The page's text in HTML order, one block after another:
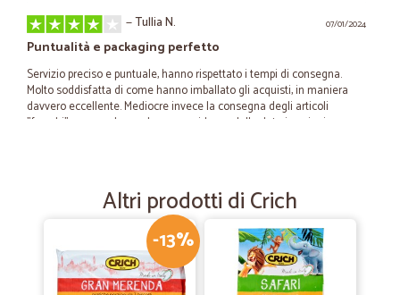
07/01/2024
—Tullia N.
Puntualità e packaging perfetto
Servizio preciso e puntuale, hanno rispettato i tempi di consegna.
Molto soddisfatta di come hanno imballato gli acquisti, in maniera
davvero eccellente. Mediocre invece la consegna degli articoli
"freschi", con scadenze davvero a ridosso della data in cui mi sono
—Stefania Z.
Prodotti consegnati con rapidità e precisone nei tempi e in ottimo
Altri prodotti di Crich
-13%